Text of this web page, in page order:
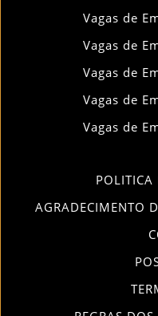
Vagas de
Vagas de
Vagas de
Vagas de
Vagas de
POLITICA
AGRADECIMENTO